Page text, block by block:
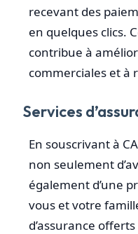
recevant des
en quelques clics.
contribue à
commerciales et
Services
En souscrivant à
non seulement
également d’une
vous et votre
d’assurance